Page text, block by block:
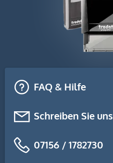
FAQ & Hilfe
Schreiben Sie uns
07156 / 1782730